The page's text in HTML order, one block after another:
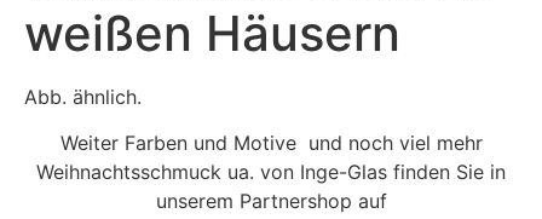
weißen Häusern
Abb. ähnlich.
Weiter Farben und Motive und noch viel mehr
Weihnachtsschmuck ua. von Inge-Glas finden Sie in
unserem Partnershop auf